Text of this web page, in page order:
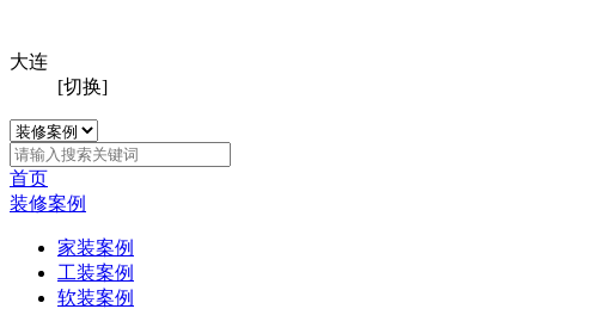
大连
[切换]
首页
装修案例
家装案例
工装案例
软装案例